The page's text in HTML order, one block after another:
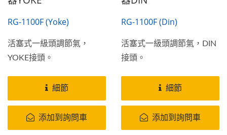
RG-1100F (Yoke)
活塞式一級頭調節氣，
YOKE接頭。
細節
添加到詢問車
RG-1100F (Din)
活塞式一級頭調節氣，DIN
接頭。
細節
添加到詢問車